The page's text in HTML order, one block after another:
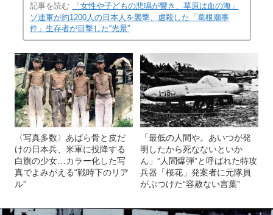
記事を読む
「女性や子どもの悲鳴が響き、草原は血の海」
ソ連軍が約1200人の日本人を襲撃、虐殺した「葛根廟事
件」生存者が目撃した“光景”
〈写真多数〉あばら骨と皮だ
けの日本兵、米軍に投降する
白旗の少女…カラー化した写
真でよみがえる“戦時下のリア
ル”
「最低の人間や。あいつが発
明したから死なないといか
ん」“人間爆弾”と呼ばれた特攻
兵器「桜花」発案者に元隊員
がぶつけた“容赦ない言葉”